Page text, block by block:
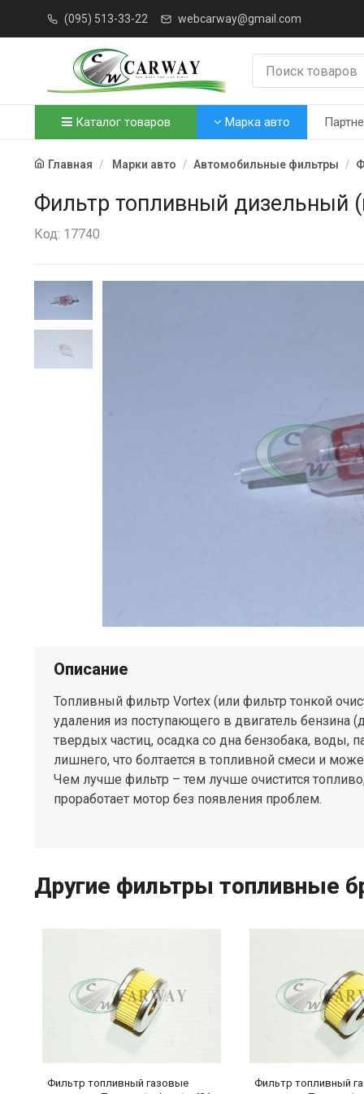
(095) 513-33-22 webcarway@gmail.com
Каталог товаров Марка авто
Главная Марки авто Автомобильные фильтры
Фильтр топливный дизельный
Код: 17740
Описание
Топливный фильтр Vortex (или фильтр тонкой
удаления из поступающего в двигатель бензина
твердых частиц, осадка со дна бензобака, воды,
лишнего, что болтается в топливной смеси и
Чем лучше фильтр – тем лучше очистится
проработает мотор без появления проблем.
Другие фильтры топливные
Фильтр топливный газовые
Фильтр топливный